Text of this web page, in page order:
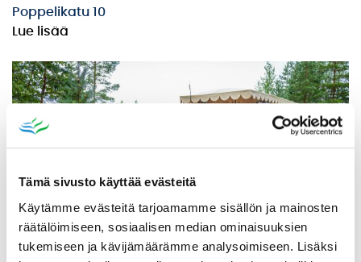
Tämä sivusto käyttää evästeitä
Käytämme evästeitä tarjoamamme sisällön ja mainosten
räätälöimiseen, sosiaalisen median ominaisuuksien
tukemiseen ja kävijämäärämme analysoimiseen. Lisäksi
Poppelikatu 10
Lue lisää